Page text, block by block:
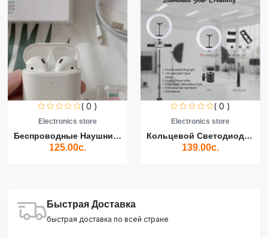
( 0 )
Electronics store
Беспроводные Наушники Air...
125.00с.
( 0 )
Electronics store
Кольцевой Светодиодный Св...
139.00с.
Быстрая Доставка
быстрая доставка по всей стране